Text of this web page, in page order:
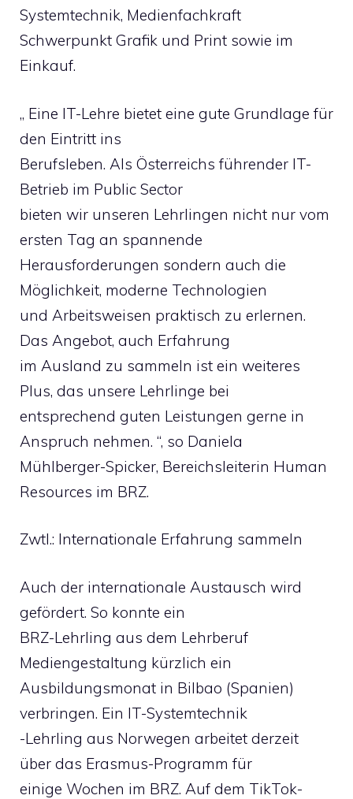
Systemtechnik, Medienfachkraft
Schwerpunkt Grafik und Print sowie im
Einkauf.
„ Eine IT-Lehre bietet eine gute Grundlage für
den Eintritt ins
Berufsleben. Als Österreichs führender IT-
Betrieb im Public Sector
bieten wir unseren Lehrlingen nicht nur vom
ersten Tag an spannende
Herausforderungen sondern auch die
Möglichkeit, moderne Technologien
und Arbeitsweisen praktisch zu erlernen.
Das Angebot, auch Erfahrung
im Ausland zu sammeln ist ein weiteres
Plus, das unsere Lehrlinge bei
entsprechend guten Leistungen gerne in
Anspruch nehmen. “, so Daniela
Mühlberger-Spicker, Bereichsleiterin Human
Resources im BRZ.
Zwtl.: Internationale Erfahrung sammeln
Auch der internationale Austausch wird
gefördert. So konnte ein
BRZ-Lehrling aus dem Lehrberuf
Mediengestaltung kürzlich ein
Ausbildungsmonat in Bilbao (Spanien)
verbringen. Ein IT-Systemtechnik
-Lehrling aus Norwegen arbeitet derzeit
über das Erasmus-Programm für
einige Wochen im BRZ. Auf dem TikTok-